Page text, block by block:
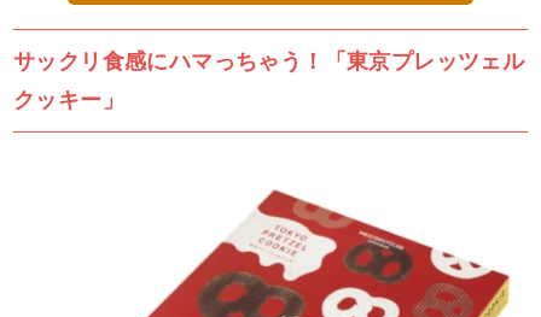
サックリ食感にハマっちゃう！「東京プレッツェル
クッキー」